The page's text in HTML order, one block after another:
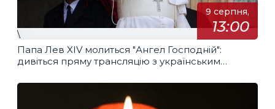
9 серпня,
13:00
\
Папа Лев XIV молиться "Ангел Господній":
дивіться пряму трансляцію з українським